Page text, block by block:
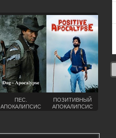
ПЕС.
АПОКАЛИПСИС
ПОЗИТИВНЫЙ
АПОКАЛИПСИС